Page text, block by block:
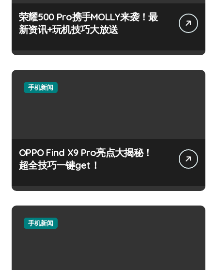
荣耀500 Pro携手MOLLY来袭！最
新资讯+玩机技巧大放送
手机新闻
OPPO Find X9 Pro亮点大揭秘！
超全技巧一键get！
手机新闻